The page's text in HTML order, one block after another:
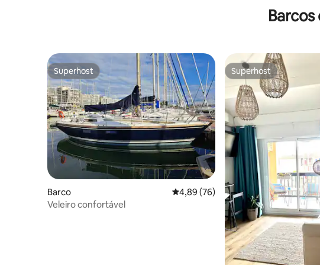
Barcos
Superhost
Superhost
Barco Classificação média de 4,89 em 5
4,89 (76)
Veleiro confortável
Superhost
Superhost